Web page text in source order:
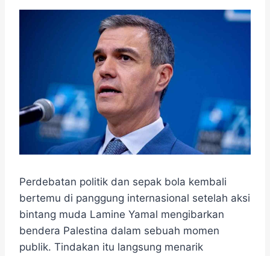
k
m
p
e
r
Perdebatan politik dan sepak bola kembali
bertemu di panggung internasional setelah aksi
bintang muda Lamine Yamal mengibarkan
bendera Palestina dalam sebuah momen
publik. Tindakan itu langsung menarik